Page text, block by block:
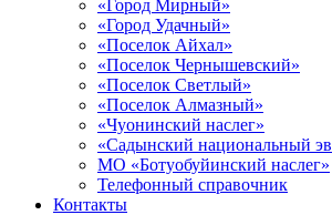
«Город Мирный»
«Город Удачный»
«Поселок Айхал»
«Поселок Чернышевский»
«Поселок Светлый»
«Поселок Алмазный»
«Чуонинский наслег»
«Садынский национальный
МО «Ботуобуйинский наслег»
Телефонный справочник
Контакты